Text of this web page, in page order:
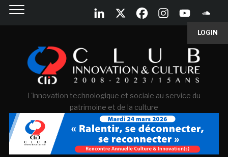
LOGIN
L'innovation technologique et sociale au service du
patrimoine et de la culture